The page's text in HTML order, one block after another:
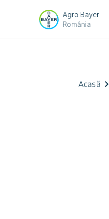
Agro Bayer
România
Acasă keyboard_arrow_right